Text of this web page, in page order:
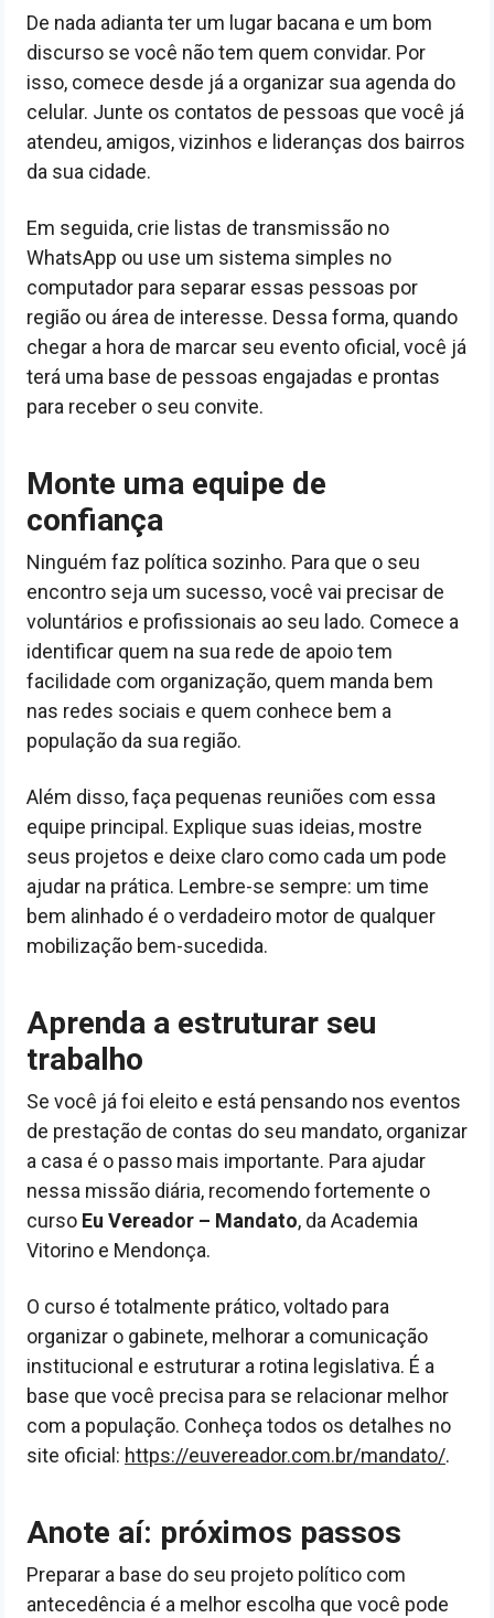
De nada adianta ter um lugar bacana e um bom
discurso se você não tem quem convidar. Por
isso, comece desde já a organizar sua agenda do
celular. Junte os contatos de pessoas que você já
atendeu, amigos, vizinhos e lideranças dos bairros
da sua cidade.
Em seguida, crie listas de transmissão no
WhatsApp ou use um sistema simples no
computador para separar essas pessoas por
região ou área de interesse. Dessa forma, quando
chegar a hora de marcar seu evento oficial, você já
terá uma base de pessoas engajadas e prontas
para receber o seu convite.
Monte uma equipe de
confiança
Ninguém faz política sozinho. Para que o seu
encontro seja um sucesso, você vai precisar de
voluntários e profissionais ao seu lado. Comece a
identificar quem na sua rede de apoio tem
facilidade com organização, quem manda bem
nas redes sociais e quem conhece bem a
população da sua região.
Além disso, faça pequenas reuniões com essa
equipe principal. Explique suas ideias, mostre
seus projetos e deixe claro como cada um pode
ajudar na prática. Lembre-se sempre: um time
bem alinhado é o verdadeiro motor de qualquer
mobilização bem-sucedida.
Aprenda a estruturar seu
trabalho
Se você já foi eleito e está pensando nos eventos
de prestação de contas do seu mandato, organizar
a casa é o passo mais importante. Para ajudar
nessa missão diária, recomendo fortemente o
curso Eu Vereador – Mandato, da Academia
Vitorino e Mendonça.
O curso é totalmente prático, voltado para
organizar o gabinete, melhorar a comunicação
institucional e estruturar a rotina legislativa. É a
base que você precisa para se relacionar melhor
com a população. Conheça todos os detalhes no
site oficial: https://euvereador.com.br/mandato/.
Anote aí: próximos passos
Preparar a base do seu projeto político com
antecedência é a melhor escolha que você pode